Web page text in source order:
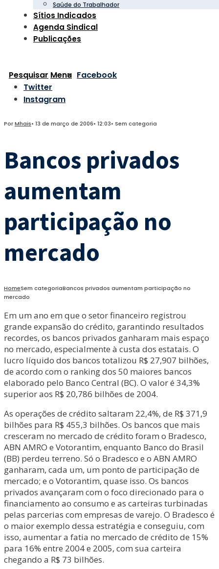
Saúde do Trabalhador
Sítios Indicados
Agenda Sindical
Publicações
Pesquisar Menu Facebook
Twitter
Instagram
PorMhais• 13 de março de 2006• 12:03• Sem categoria
Bancos privados
aumentam
participação no
mercado
HomeSem categoriaBancos privados aumentam participação no
mercado
Em um ano em que o setor financeiro registrou
grande expansão do crédito, garantindo resultados
recordes, os bancos privados ganharam mais espaço
no mercado, especialmente à custa dos estatais. O
lucro líquido dos bancos totalizou R$ 27,907 bilhões,
de acordo com o ranking dos 50 maiores bancos
elaborado pelo Banco Central (BC). O valor é 34,3%
superior aos R$ 20,786 bilhões de 2004.
As operações de crédito saltaram 22,4%, de R$ 371,9
bilhões para R$ 455,3 bilhões. Os bancos que mais
cresceram no mercado de crédito foram o Bradesco,
ABN AMRO e Votorantim, enquanto Banco do Brasil
(BB) perdeu terreno. Só o Bradesco e o ABN AMRO
ganharam, cada um, um ponto de participação de
mercado; e o Votorantim, quase isso. Os bancos
privados avançaram com o foco direcionado para o
financiamento ao consumo e as carteiras turbinadas
pelas parcerias com empresas de varejo. O Bradesco é
o maior exemplo dessa estratégia e conseguiu, com
isso, aumentar a fatia no mercado de crédito de 15%
para 16% entre 2004 e 2005, com sua carteira
chegando a R$ 73 bilhões.